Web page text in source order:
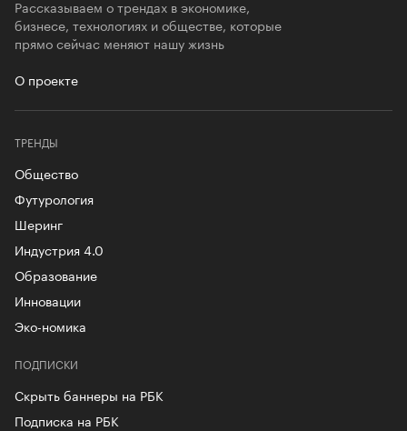
Рассказываем о трендах в экономике,
бизнесе, технологиях и обществе, которые
прямо сейчас меняют нашу жизнь
О проекте
ТРЕНДЫ
Общество
Футурология
Шеринг
Индустрия 4.0
Образование
Инновации
Эко-номика
ПОДПИСКИ
Скрыть баннеры на РБК
Подписка на РБК